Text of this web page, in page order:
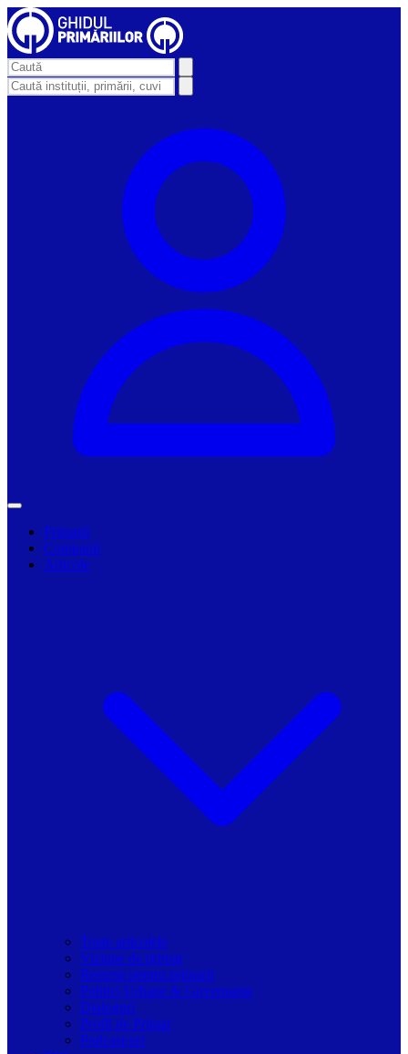
Primarii
Companii
Articole
Toate articolele
Viziune de primar
Resurse pentru primarii
Politici Urbane & Guvernanta
Dialoguri
Profil de Primar
Podcast-uri